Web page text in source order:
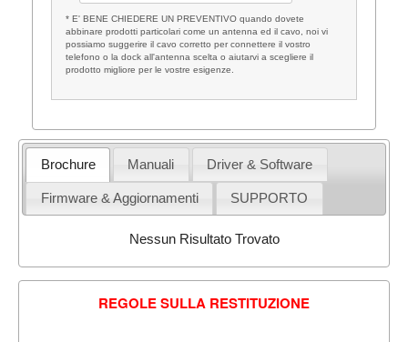
* E' BENE CHIEDERE UN PREVENTIVO quando dovete
abbinare prodotti particolari come un antenna ed il cavo, noi vi
possiamo suggerire il cavo corretto per connettere il vostro
telefono o la dock all'antenna scelta o aiutarvi a scegliere il
prodotto migliore per le vostre esigenze.
Brochure Manuali Driver & Software
Firmware & Aggiornamenti SUPPORTO
Nessun Risultato Trovato
REGOLE SULLA RESTITUZIONE